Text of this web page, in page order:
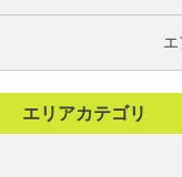
エリアカテゴリ